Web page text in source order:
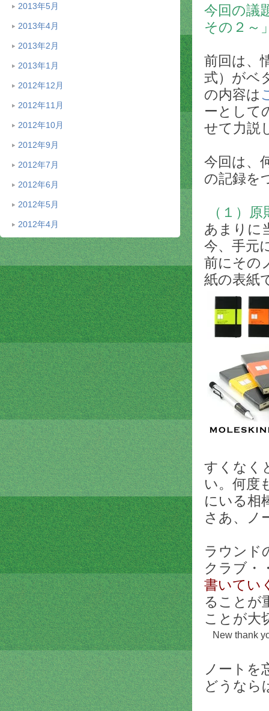
2013年5月
2013年4月
2013年2月
2013年1月
2012年12月
2012年11月
2012年10月
2012年9月
2012年7月
2012年6月
2012年5月
2012年4月
今回の議
その２～
前回は、
式）がベ
の内容は
ーとして
せて力説
今回は、
の記録を
（１）
あまりに
今、手元
前にその
紙の表紙
すくなく
い。何度
にいる相
さあ、ノ
ラウンド
クラブ・
書いてい
ることが
ことが大
New thank
ノートを
どうなら